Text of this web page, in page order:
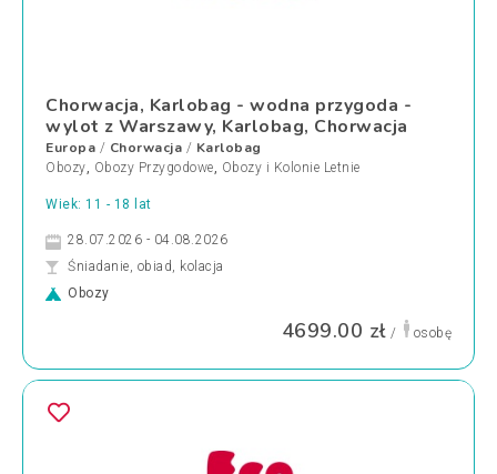
Chorwacja, Karlobag - wodna przygoda -
wylot z Warszawy, Karlobag, Chorwacja
Europa / Chorwacja / Karlobag
Obozy, Obozy Przygodowe, Obozy i Kolonie Letnie
Wiek: 11 - 18 lat
28.07.2026 - 04.08.2026
Śniadanie, obiad, kolacja
Obozy
4699.00 zł / osobę